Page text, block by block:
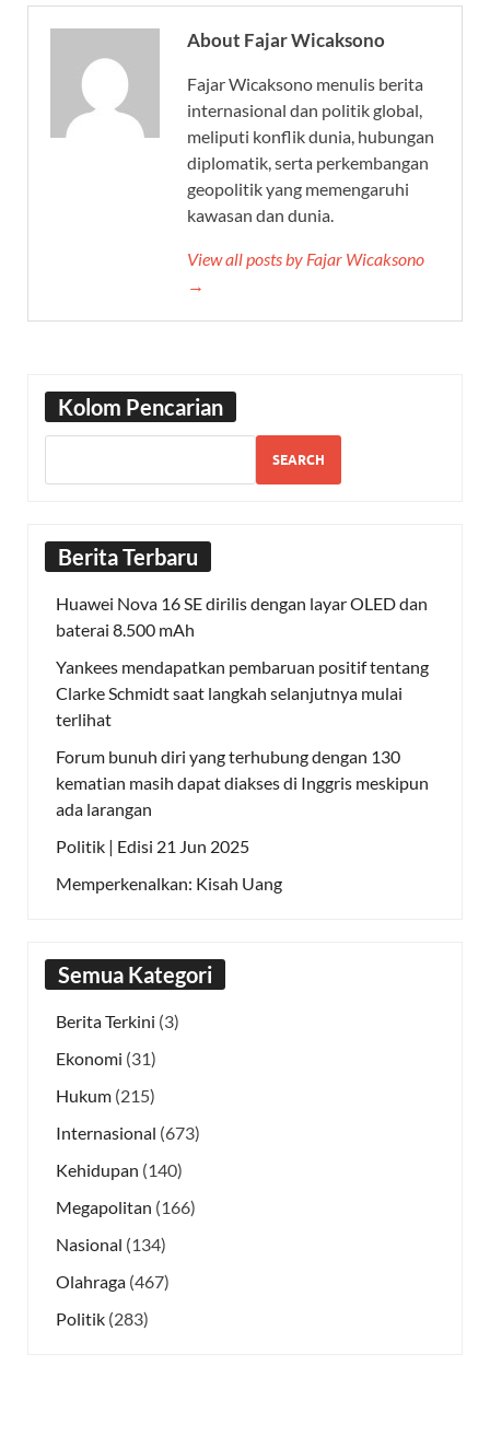
About Fajar Wicaksono
Fajar Wicaksono menulis berita
internasional dan politik global,
meliputi konflik dunia, hubungan
diplomatik, serta perkembangan
geopolitik yang memengaruhi
kawasan dan dunia.
View all posts by Fajar Wicaksono
→
Kolom Pencarian
SEARCH
Berita Terbaru
Huawei Nova 16 SE dirilis dengan layar OLED dan
baterai 8.500 mAh
Yankees mendapatkan pembaruan positif tentang
Clarke Schmidt saat langkah selanjutnya mulai
terlihat
Forum bunuh diri yang terhubung dengan 130
kematian masih dapat diakses di Inggris meskipun
ada larangan
Politik | Edisi 21 Jun 2025
Memperkenalkan: Kisah Uang
Semua Kategori
Berita Terkini (3)
Ekonomi (31)
Hukum (215)
Internasional (673)
Kehidupan (140)
Megapolitan (166)
Nasional (134)
Olahraga (467)
Politik (283)